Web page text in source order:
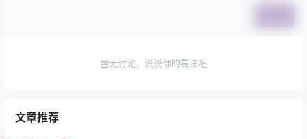
暂无讨论，说说你的看法吧
文章推荐